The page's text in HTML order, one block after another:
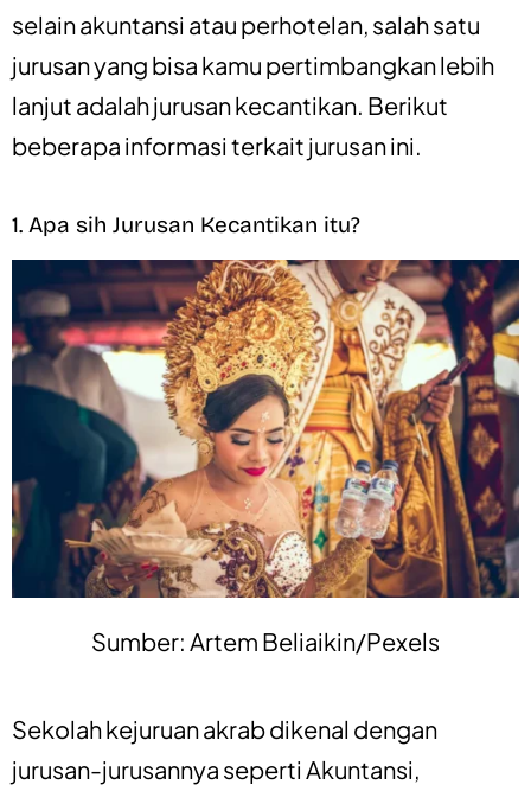
selain akuntansi atau perhotelan, salah satu
jurusan yang bisa kamu pertimbangkan lebih
lanjut adalah jurusan kecantikan. Berikut
beberapa informasi terkait jurusan ini.
1. Apa sih Jurusan Kecantikan itu?
Sumber: Artem Beliaikin/Pexels
Sekolah kejuruan akrab dikenal dengan
jurusan-jurusannya seperti Akuntansi,